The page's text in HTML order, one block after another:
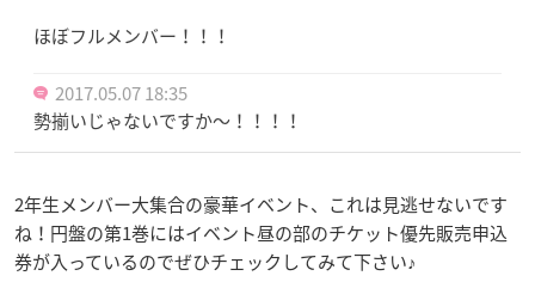
ほぼフルメンバー！！！
2017.05.07 18:35
勢揃いじゃないですか〜！！！！
2年生メンバー大集合の豪華イベント、これは見逃せないです
ね！円盤の第1巻にはイベント昼の部のチケット優先販売申込
券が入っているのでぜひチェックしてみて下さい♪